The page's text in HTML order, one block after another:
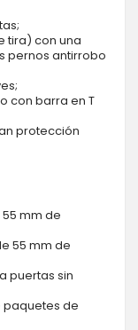
tira) con una
pernos antirrobo
con barra en T
protección
mm de
55 mm de
puertas sin
paquetes de